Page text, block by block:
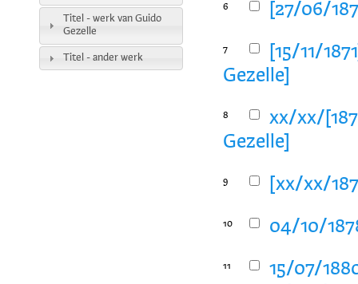
6 [27/06/
7
[15/11/
Gezelle]
8
xx/xx/
Gezelle]
9 [xx/xx/
10 04/10/
11
15/07/
Titel - werk van Guido
Gezelle
Titel - ander werk